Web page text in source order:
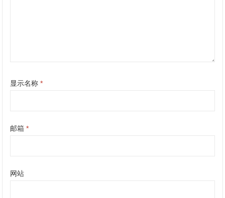
显示名称*
邮箱*
网站